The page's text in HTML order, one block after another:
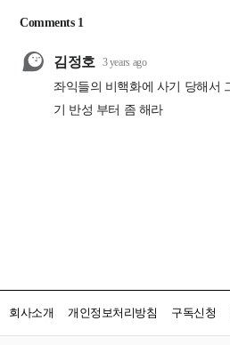
회사소개 개인정보처리방침 구독신청